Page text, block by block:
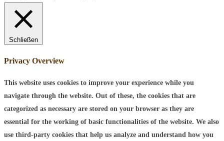
Schließen
Privacy Overview
This website uses cookies to improve your experience while you
navigate through the website. Out of these, the cookies that are
categorized as necessary are stored on your browser as they are
essential for the working of basic functionalities of the website. We also
use third-party cookies that help us analyze and understand how you